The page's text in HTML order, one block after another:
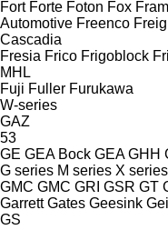
Fort Forte Foton Fox Fram
Automotive Freenco
Cascadia
Fresia Frico Frigoblock
MHL
Fuji Fuller Furukawa
W-series
GAZ
53
GE GEA Bock GEA GHH
G series M series X series
GMC GMC GRI GSR GT
Garrett Gates Geesink
GS